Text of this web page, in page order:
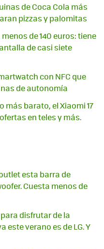
de Coca Cola más
pizzas y palomitas
de 140 euros: tiene
de casi siete
con NFC que
de autonomía
más barato, el Xiaomi 17
en teles y más.
esta barra de
Cuesta menos de
disfrutar de la
este verano es de LG. Y